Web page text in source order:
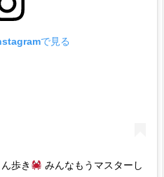
で見る
歩き
みんなもうマスターし